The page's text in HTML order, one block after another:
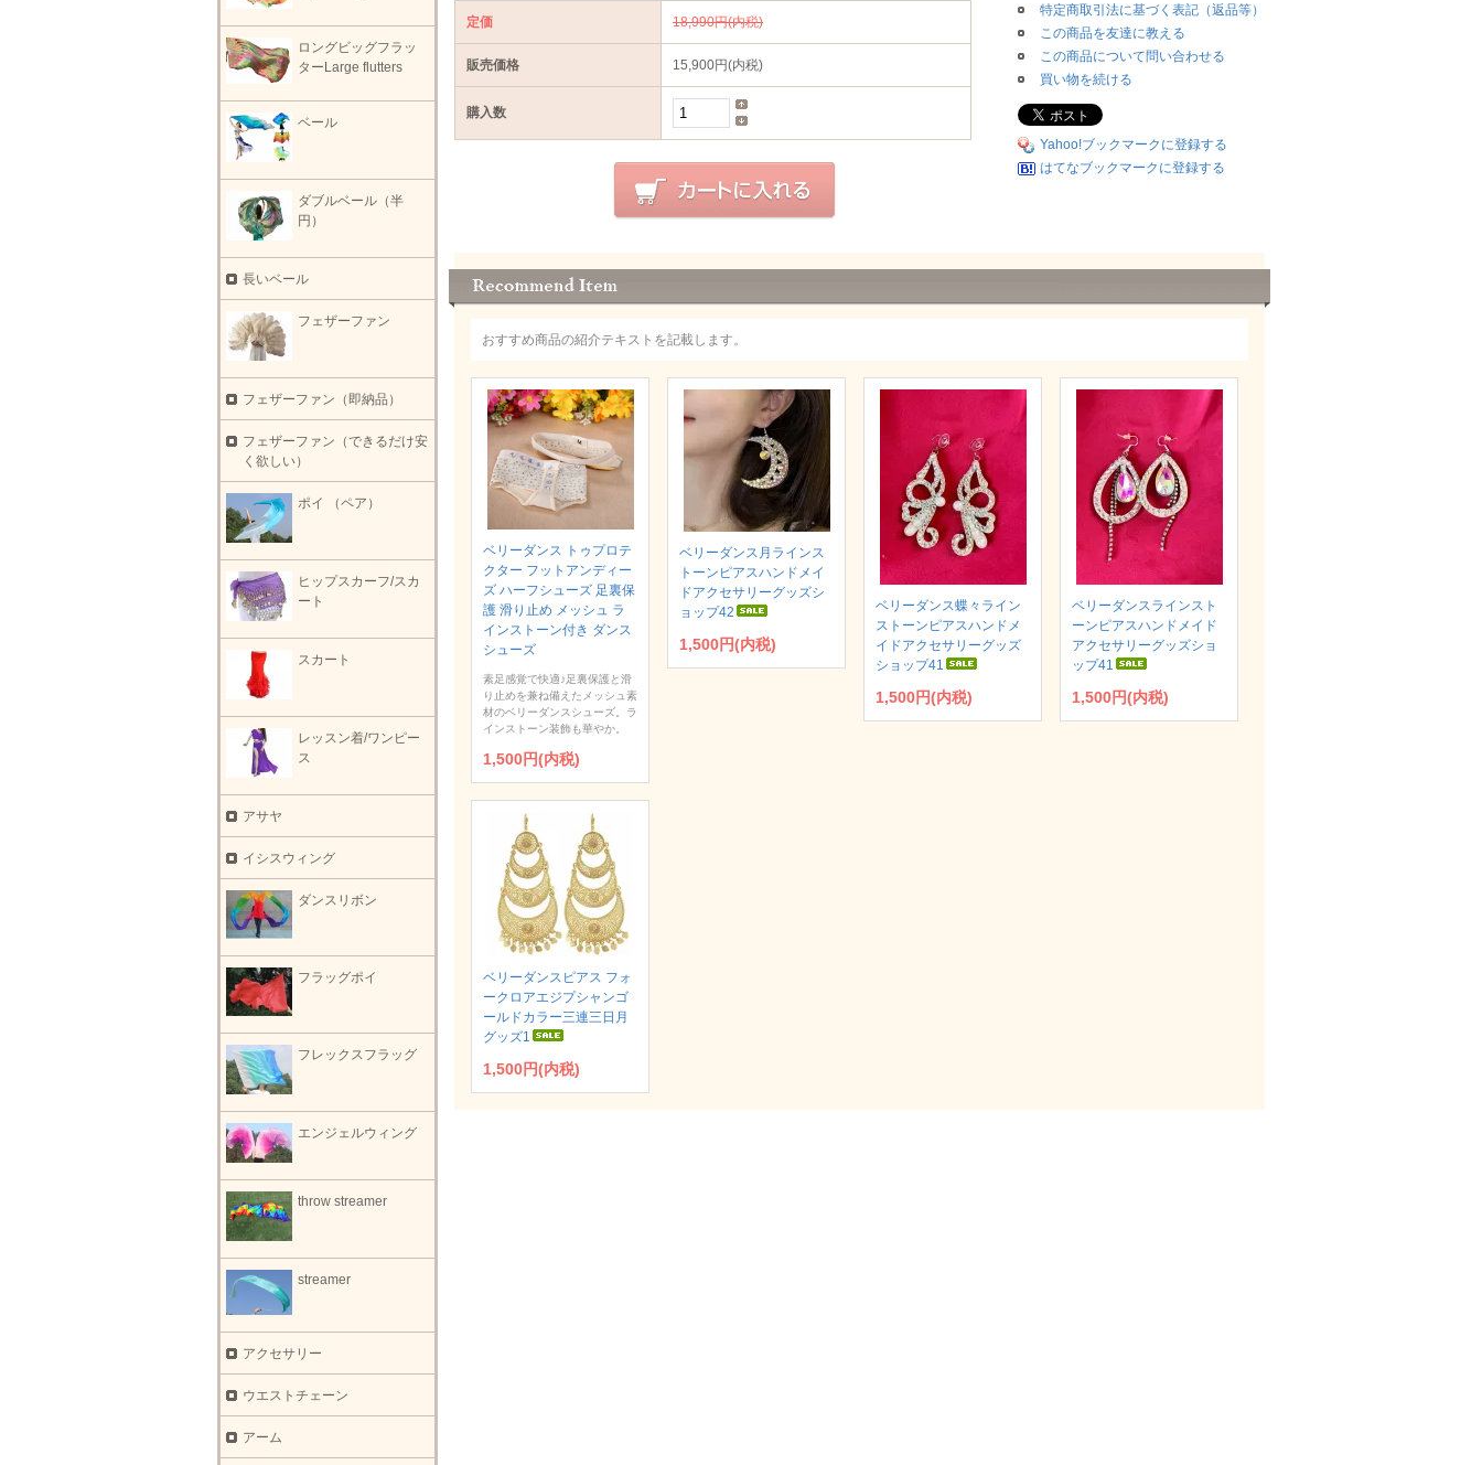
定価 18,990円(内税)
販売価格 15,900円(内税)
購入数
特定商取引法に基づく表記（返品等）
この商品を友達に教える
この商品について問い合わせる
買い物を続ける
Yahoo!ブックマークに登録する
はてなブックマークに登録する
おすすめ商品の紹介テキストを記載します。
ベリーダンス トゥプロテ
クター フットアンディー
ズ ハーフシューズ 足裏保
護 滑り止め メッシュ ラ
インストーン付き ダンス
シューズ
素足感覚で快適♪足裏保護と滑
り止めを兼ね備えたメッシュ素
材のベリーダンスシューズ。ラ
インストーン装飾も華やか。
1,500円(内税)
ベリーダンス月ラインス
トーンピアスハンドメイ
ドアクセサリーグッズシ
ョップ42
1,500円(内税)
ベリーダンス蝶々ライン
ストーンピアスハンドメ
イドアクセサリーグッズ
ショップ41
1,500円(内税)
ベリーダンスラインスト
ーンピアスハンドメイド
アクセサリーグッズショ
ップ41
1,500円(内税)
ベリーダンスピアス フォ
ークロアエジプシャンゴ
ールドカラー三連三日月
グッズ1
1,500円(内税)
ロングビッグフラッ
ターLarge flutters
ベール
ダブルベール（半
円）
長いベール
フェザーファン
フェザーファン（即納品）
フェザーファン（できるだけ安
く欲しい）
ポイ （ペア）
ヒップスカーフ/スカ
ート
スカート
レッスン着/ワンピー
ス
アサヤ
イシスウィング
ダンスリボン
フラッグポイ
フレックスフラッグ
エンジェルウィング
throw streamer
streamer
アクセサリー
ウエストチェーン
アーム